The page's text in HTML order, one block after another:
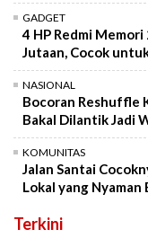
GADGET
4 HP Redmi
Jutaan, Cocok
NASIONAL
Bocoran Reshuffle
Bakal Dilantik Jadi
KOMUNITAS
Jalan Santai
Lokal yang
Terkini